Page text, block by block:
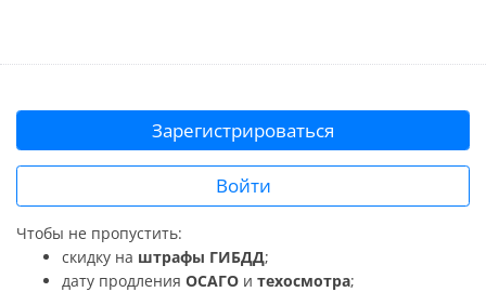
Зарегистрироваться
Войти
Чтобы не пропустить:
скидку на штрафы ГИБДД;
дату продления ОСАГО и техосмотра;